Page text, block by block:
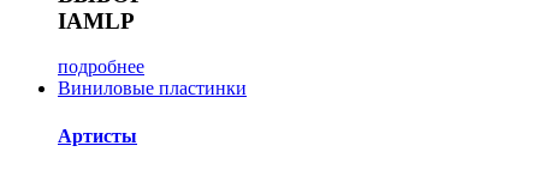
IAMLP
подробнее
Виниловые пластинки
Артисты